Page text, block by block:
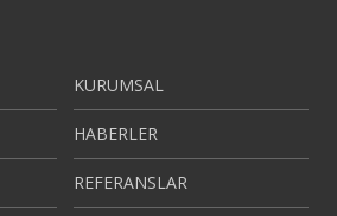
KURUMSAL
HABERLER
REFERANSLAR